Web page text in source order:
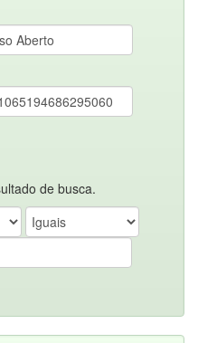
de busca.